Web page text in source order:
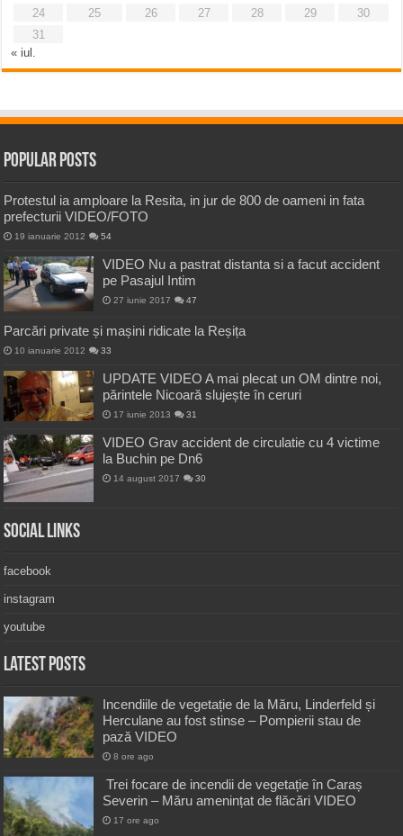
24
25 26 27 28 29
30
31
« iul.
Popular Posts
Protestul ia amploare la Resita, in jur de 800 de oameni in fata
prefecturii VIDEO/FOTO
19 ianuarie 2012 54
VIDEO Nu a pastrat distanta si a facut accident
pe Pasajul Intim
27 iunie 2017 47
Parcări private și mașini ridicate la Reșița
10 ianuarie 2012 33
UPDATE VIDEO A mai plecat un OM dintre noi,
părintele Nicoară slujește în ceruri
17 iunie 2013 31
VIDEO Grav accident de circulatie cu 4 victime
la Buchin pe Dn6
14 august 2017 30
Social Links
facebook
instagram
youtube
Latest Posts
Incendiile de vegetație de la Măru, Linderfeld și
Herculane au fost stinse – Pompierii stau de
pază VIDEO
8 ore ago
Trei focare de incendii de vegetație în Caraș
Severin – Măru amenințat de flăcări VIDEO
17 ore ago